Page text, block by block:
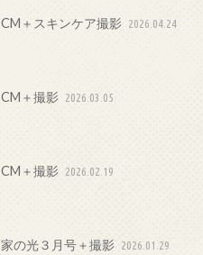
CM＋スキンケア撮影 2026.04.24
CM＋撮影 2026.03.05
CM＋撮影 2026.02.19
家の光３月号＋撮影 2026.01.29